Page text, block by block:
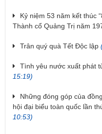
Kỷ niệm 53 năm kết thúc
Thành cổ Quảng Trị năm
​Trân quý quà Tết Độc lập
Tình yêu nước xuất phát
15:19)
Những đóng góp của
hội đại biểu toàn quốc lần
10:53)